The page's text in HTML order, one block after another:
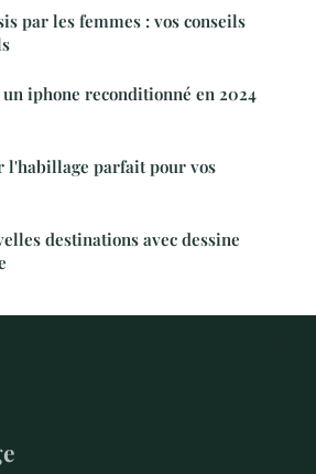
par les femmes : vos conseils
iphone reconditionné en 2024
l'habillage parfait pour vos
destinations avec dessine